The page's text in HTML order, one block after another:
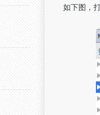
如下图，